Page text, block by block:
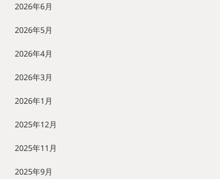
2026年6月
2026年5月
2026年4月
2026年3月
2026年1月
2025年12月
2025年11月
2025年9月